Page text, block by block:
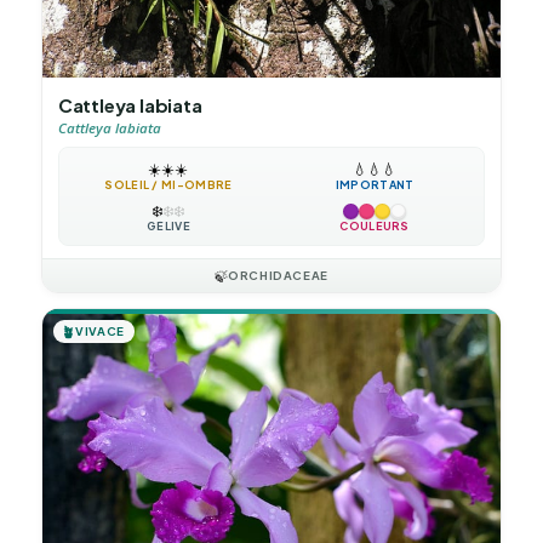
Cattleya labiata
Cattleya labiata
☀️☀️☀️
SOLEIL / MI-OMBRE
💧 💧 💧
IMPORTANT
❄️❄️❄️
GÉLIVE COULEURS
🍃ORCHIDACEAE
🪴VIVACE